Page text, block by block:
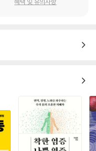
소개한다. 동시에 사상체질
관과 식습관, 정서적 건강과
천 가능한 양생법을 풍성하
지-뭐!’라는 태도는 삶을 부